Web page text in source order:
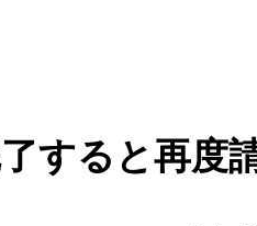
すると再度